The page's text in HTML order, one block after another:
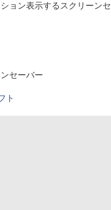
ョン表示するスクリーンセ
セーバー
ト